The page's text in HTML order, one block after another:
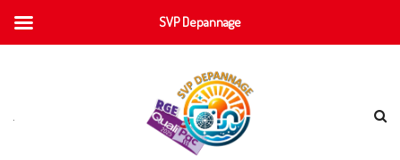
SVP Depannage